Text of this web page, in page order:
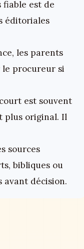
est de
éditoriales
les parents
le procureur si
est souvent
plus original. Il
sources
bibliques ou
avant décision.